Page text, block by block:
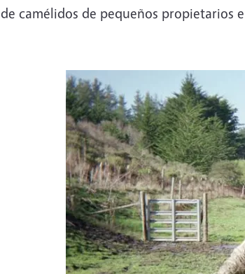
de camélidos de pequeños propietarios